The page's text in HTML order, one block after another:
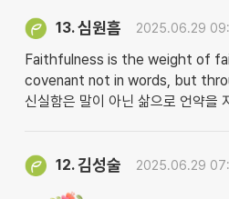
13.심원흠 2025.06.29
Faithfulness is the weight of
covenant not in words, but
신실함은 말이 아닌 삶으로 언약을
12.김성술 2025.06.29